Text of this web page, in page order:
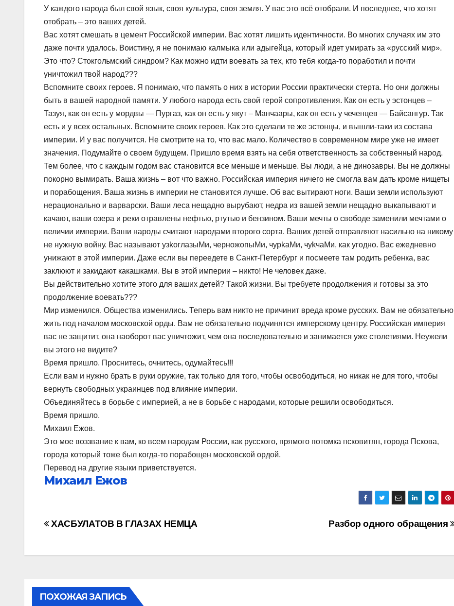
У каждого народа был свой язык, своя культура, своя земля. У вас это всё отобрали. И последнее, что хотят
отобрать – это ваших детей.
Вас хотят смешать в цемент Российской империи. Вас хотят лишить идентичности. Во многих случаях им это
даже почти удалось. Воистину, я не понимаю калмыка или адыгейца, который идет умирать за «русский мир».
Это что? Стокгольмский синдром? Как можно идти воевать за тех, кто тебя когда-то поработил и почти
уничтожил твой народ???
Вспомните своих героев. Я понимаю, что память о них в истории России практически стерта. Но они должны
быть в вашей народной памяти. У любого народа есть свой герой сопротивления. Как он есть у эстонцев –
Тазуя, как он есть у мордвы — Пургаз, как он есть у якут – Манчаары, как он есть у чеченцев — Байсангур. Так
есть и у всех остальных. Вспомните своих героев. Как это сделали те же эстонцы, и вышли-таки из состава
империи. И у вас получится. Не смотрите на то, что вас мало. Количество в современном мире уже не имеет
значения. Подумайте о своем будущем. Пришло время взять на себя ответственность за собственный народ.
Тем более, что с каждым годом вас становится все меньше и меньше. Вы люди, а не динозавры. Вы не должны
покорно вымирать. Ваша жизнь – вот что важно. Российская империя ничего не смогла вам дать кроме нищеты
и порабощения. Ваша жизнь в империи не становится лучше. Об вас вытирают ноги. Ваши земли используют
нерационально и варварски. Ваши леса нещадно вырубают, недра из вашей земли нещадно выкапывают и
качают, ваши озера и реки отравлены нефтью, ртутью и бензином. Ваши мечты о свободе заменили мечтами о
величии империи. Ваши народы считают народами второго сорта. Ваших детей отправляют насильно на никому
не нужную войну. Вас называют yзkoглaзыMи, чeрнoжoпыMи, чyрkaMи, чykчaMи, как угодно. Вас ежедневно
унижают в этой империи. Даже если вы переедете в Санкт-Петербург и посмеете там родить ребенка, вас
заклюют и закидают какашками. Вы в этой империи – никто! Не человек даже.
Вы действительно хотите этого для ваших детей? Такой жизни. Вы требуете продолжения и готовы за это
продолжение воевать???
Мир изменился. Общества изменились. Теперь вам никто не причинит вреда кроме русских. Вам не обязательно
жить под началом московской орды. Вам не обязательно подчинятся имперскому центру. Российская империя
вас не защитит, она наоборот вас уничтожит, чем она последовательно и занимается уже столетиями. Неужели
вы этого не видите?
Время пришло. Проснитесь, очнитесь, одумайтесь!!!
Если вам и нужно брать в руки оружие, так только для того, чтобы освободиться, но никак не для того, чтобы
вернуть свободных украинцев под влияние империи.
Объединяйтесь в борьбе с империей, а не в борьбе с народами, которые решили освободиться.
Время пришло.
Михаил Ежов.
Это мое воззвание к вам, ко всем народам России, как русского, прямого потомка псковитян, города Пскова,
города который тоже был когда-то порабощен московской ордой.
Перевод на другие языки приветствуется.
Михаил Ежов
Навигация
записям
Разбор одного обращения
ХАСБУЛАТОВ В ГЛАЗАХ НЕМЦА
ПОХОЖАЯ ЗАПИСЬ